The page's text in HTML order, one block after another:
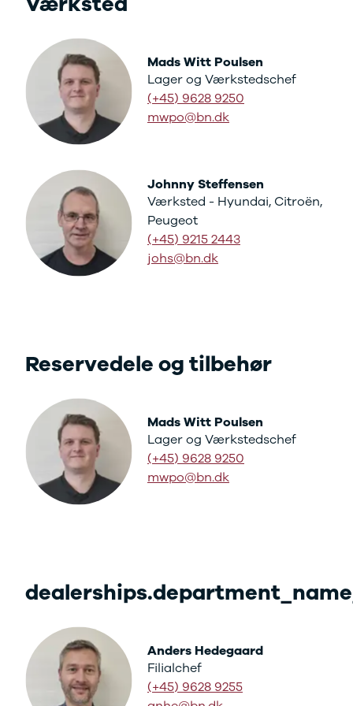
3
7 Crossback
Fiat
Se alle Fiat
Elbil
500
500L Wagon
Panda
500e
500X
Tipo
Se alle Ford
Elbil
C-Max
Capri
Grand C-
Max
Focus
Galaxy
Mustang
Mustang
Mach-E
Mads Witt Poulsen
Lager og Værkstedschef
(+45) 9628 9250
mwpo@bn.dk
Johnny Steffensen
Værksted - Hyundai, Citroën,
Peugeot
(+45) 9215 2443
johs@bn.dk
Reservedele og tilbehør
Mads Witt Poulsen
Lager og Værkstedschef
(+45) 9628 9250
mwpo@bn.dk
Anders Hedegaard
Filialchef
(+45) 9628 9255